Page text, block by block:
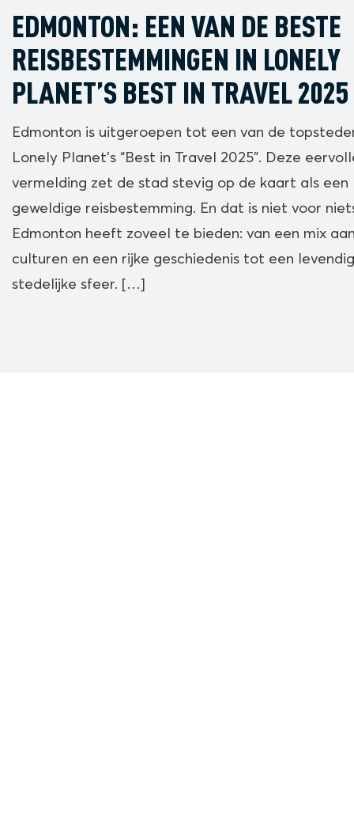
EDMONTON: EEN VAN DE BESTE
REISBESTEMMINGEN IN LONELY
PLANET’S BEST IN TRAVEL 2025
Edmonton is uitgeroepen tot een van de
Lonely Planet’s “Best in Travel 2025”. Deze
vermelding zet de stad stevig op de kaart als een
geweldige reisbestemming. En dat is niet voor
Edmonton heeft zoveel te bieden: van een mix
culturen en een rijke geschiedenis tot een
stedelijke sfeer. […]